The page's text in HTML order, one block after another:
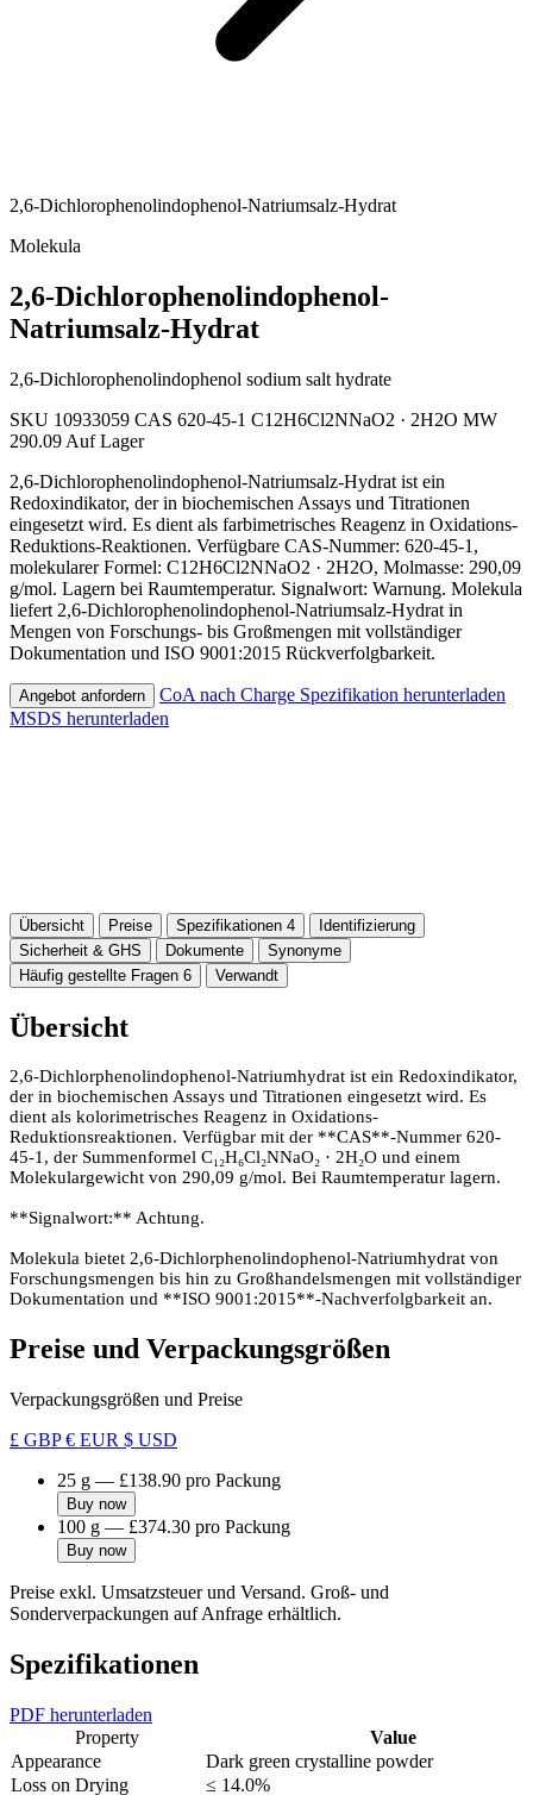
2,6-Dichlorophenolindophenol-Natriumsalz-Hydrat
Molekula
2,6-Dichlorophenolindophenol-
Natriumsalz-Hydrat
2,6-Dichlorophenolindophenol sodium salt hydrate
SKU 10933059 CAS 620-45-1 C12H6Cl2NNaO2 · 2H2O MW
290.09 Auf Lager
2,6-Dichlorophenolindophenol-Natriumsalz-Hydrat ist ein
Redoxindikator, der in biochemischen Assays und Titrationen
eingesetzt wird. Es dient als farbimetrisches Reagenz in Oxidations-
Reduktions-Reaktionen. Verfügbare CAS-Nummer: 620-45-1,
molekularer Formel: C12H6Cl2NNaO2 · 2H2O, Molmasse: 290,09
g/mol. Lagern bei Raumtemperatur. Signalwort: Warnung. Molekula
liefert 2,6-Dichlorophenolindophenol-Natriumsalz-Hydrat in
Mengen von Forschungs- bis Großmengen mit vollständiger
Dokumentation und ISO 9001:2015 Rückverfolgbarkeit.
Angebot anfordern CoA nach Charge Spezifikation herunterladen
MSDS herunterladen
Übersicht Preise Spezifikationen 4
Identifizierung
Sicherheit & GHS
Dokumente
Synonyme
Häufig gestellte Fragen 6 Verwandt
Übersicht
2,6-Dichlorphenolindophenol-Natriumhydrat ist ein Redoxindikator,
der in biochemischen Assays und Titrationen eingesetzt wird. Es
dient als kolorimetrisches Reagenz in Oxidations-
Reduktionsreaktionen. Verfügbar mit der **CAS**-Nummer 620-
45-1, der Summenformel C₁₂H₆Cl₂NNaO₂ · 2H₂O und einem
Molekulargewicht von 290,09 g/mol. Bei Raumtemperatur lagern.
**Signalwort:** Achtung.
Molekula bietet 2,6-Dichlorphenolindophenol-Natriumhydrat von
Forschungsmengen bis hin zu Großhandelsmengen mit vollständiger
Dokumentation und **ISO 9001:2015**-Nachverfolgbarkeit an.
Preise und Verpackungsgrößen
Verpackungsgrößen und Preise
£ GBP€ EUR $ USD
25 g — £138.90 pro Packung
Buy now
100 g — £374.30 pro Packung
Buy now
Preise exkl. Umsatzsteuer und Versand. Groß- und
Sonderverpackungen auf Anfrage erhältlich.
Spezifikationen
PDF herunterladen
Property
Value
Appearance
Dark green crystalline powder
Loss on Drying
≤ 14.0%